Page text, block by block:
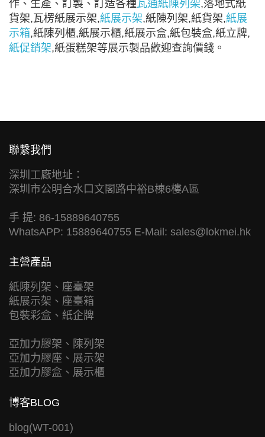
作、生產、訂製、訂造各種瓦通紙陳列架,落地式紙
貨架,瓦楞紙展示架,紙展示架,紙陳列架,紙貨架,紙展
示箱,紙陳列櫃,紙展示櫃,紙展示盒,紙包裝盒,紙立牌,
紙促銷架,紙蛋糕架等展示製品歡迎查詢價錢。
聯繫我們
深圳工廠地址：
深圳市公明合水口文閣路中裕B棟6樓A區
手 提: 86-15889640755
WhatsAPP: 15889640755 E-Mail: sales@lokmei.hk
主營產品
紙陳列架、座臺架
紙展示架、座臺箱
包裝彩盒、紙企牌
亞加力膠架、陳列架
亞加力膠座、展示架
亞加力膠盒、展示櫃
博客BLOG
blog(WT-001)